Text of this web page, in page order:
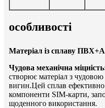
особливості
Матеріал із сплаву
Чудова механічна
створює матеріал з чудовою
вигин.Цей сплав ефективно
компоненти SIM-карти,
щоденного використання.